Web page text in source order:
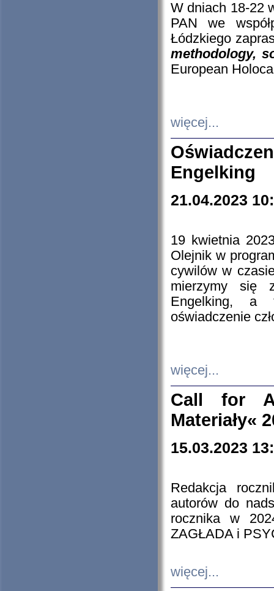
W dniach 18-22
PAN we
Łódzkiego
methodology,
European
więcej...
Engelking
21.04.2023
19 kwietnia
Olejnik w
cywilów w
mierzymy się
Engelking, a
oświadczenie
więcej...
Call for
Materiały«
15.03.2023
Redakcja
autorów do
rocznika w
ZAGŁADA i
więcej...